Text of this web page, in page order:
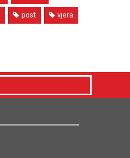
post vjera